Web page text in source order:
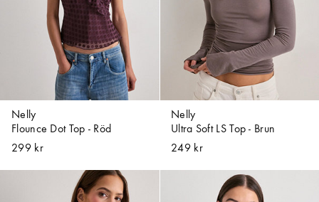
Nelly
Flounce Dot Top - Röd
299 kr
Nelly
Ultra Soft LS Top - Brun
249 kr